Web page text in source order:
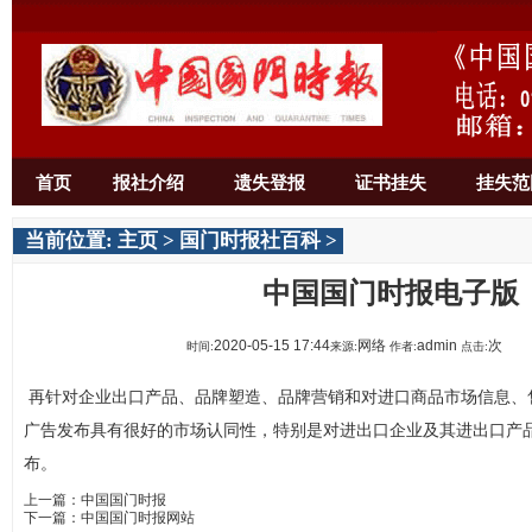
首页 报社介绍 遗失登报 证书挂失 挂失
当前位置: 主页 > 国门时报社百科>
中国国门时报电子版
时间:2020-05-15 17:44来源: 网络 作者:admin 点击:次
再针对企业出口产品、品牌塑造、品牌营销和对进口商品市场信息
广告发布具有很好的市场认同性，特别是对进出口企业及其进出口产
布。
上一篇： 中国国门时报
下一篇： 中国国门时报网站